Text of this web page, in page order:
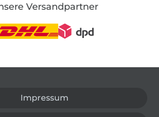
Versandpartner
Impressum